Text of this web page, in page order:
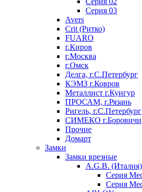
Серия 03
Avers
Crit (Ритко)
FUARO
г.Киров
г.Москва
г.Омск
Делга, г.С.Петербург
КЭМЗ г.Ковров
Металлист г.Кунгур
ПРОСАМ, г.Рязань
Ригель, г.С.Петербург
СИМЕКО г.Боровичи
Прочие
Домарт
Замки
Замки врезные
A.G.B. (Италия)
Серия
Серия